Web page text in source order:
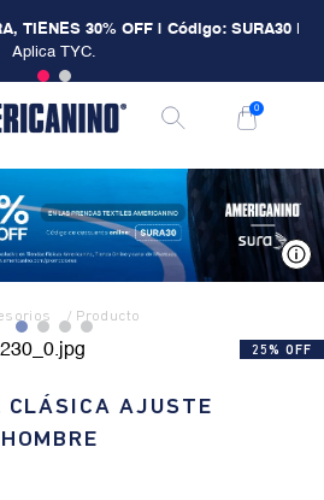
TIENES 30% OFF | Código: SURA30
Aplica TYC.
0
25% OFF
CLÁSICA AJUSTE